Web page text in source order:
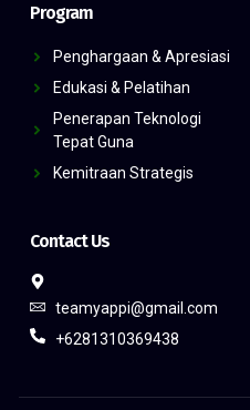
Program
Penghargaan & Apresiasi
Edukasi & Pelatihan
Penerapan Teknologi
Tepat Guna
Kemitraan Strategis
Contact Us
teamyappi@gmail.com
+6281310369438